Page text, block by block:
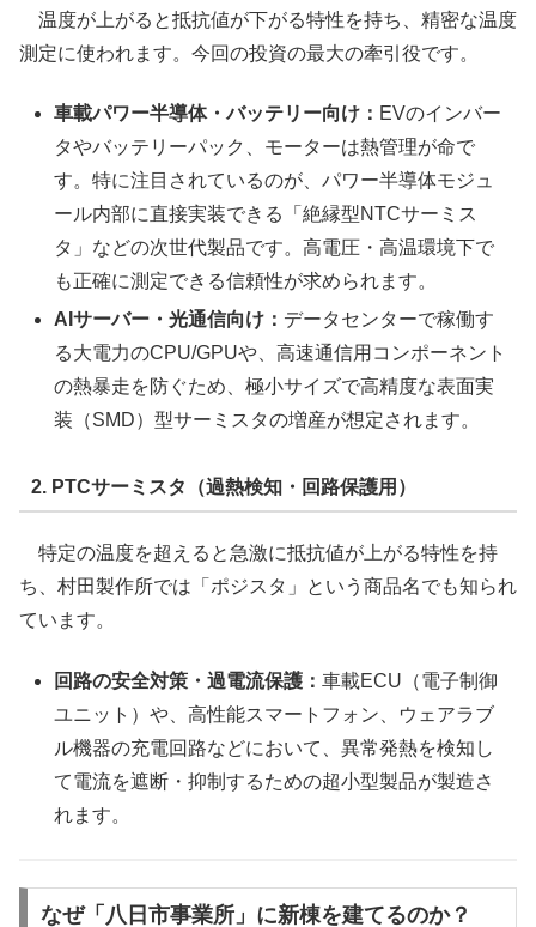
温度が上がると抵抗値が下がる特性を持ち、精密な温度
測定に使われます。今回の投資の最大の牽引役です。
車載パワー半導体・バッテリー向け： EVのインバー
タやバッテリーパック、モーターは熱管理が命で
す。特に注目されているのが、パワー半導体モジュ
ール内部に直接実装できる「絶縁型NTCサーミス
タ」などの次世代製品です。高電圧・高温環境下で
も正確に測定できる信頼性が求められます。
AIサーバー・光通信向け： データセンターで稼働す
る大電力のCPU/GPUや、高速通信用コンポーネント
の熱暴走を防ぐため、極小サイズで高精度な表面実
装（SMD）型サーミスタの増産が想定されます。
2. PTCサーミスタ（過熱検知・回路保護用）
特定の温度を超えると急激に抵抗値が上がる特性を持
ち、村田製作所では「ポジスタ」という商品名でも知られ
ています。
回路の安全対策・過電流保護：車載ECU（電子制御
ユニット）や、高性能スマートフォン、ウェアラブ
ル機器の充電回路などにおいて、異常発熱を検知し
て電流を遮断・抑制するための超小型製品が製造さ
れます。
なぜ「八日市事業所」に新棟を建てるのか？